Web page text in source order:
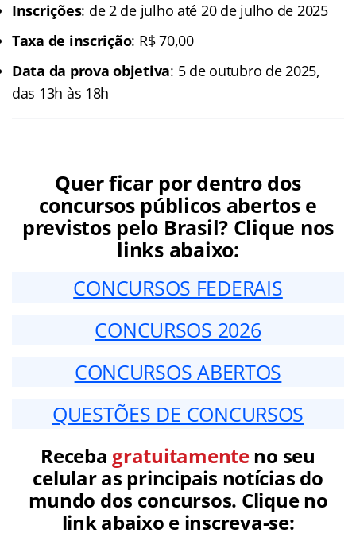
Inscrições: de 2 de julho até 20 de julho de 2025
Taxa de inscrição: R$ 70,00
Data da prova objetiva: 5 de outubro de 2025,
das 13h às 18h
Quer ficar por dentro dos
concursos públicos abertos e
previstos pelo Brasil? Clique nos
links abaixo:
CONCURSOS FEDERAIS
CONCURSOS 2026
CONCURSOS ABERTOS
QUESTÕES DE CONCURSOS
Receba gratuitamenteno seu
celular as principais notícias do
mundo dos concursos. Clique no
link abaixo e inscreva-se: